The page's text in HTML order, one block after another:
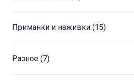
Приманки и наживки (15)
Разное (7)